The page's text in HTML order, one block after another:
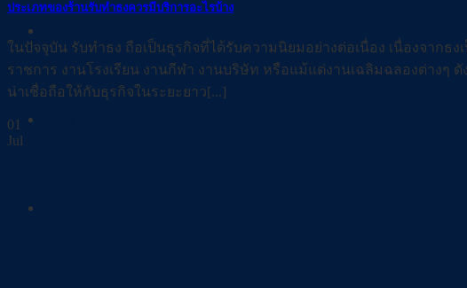
ประเภทของร้านรับทำธงควรมีบริการอะไรบ้าง
ในปัจจุบัน รับทำธง ถือเป็นธุรกิจที่ได้รับความนิยมอย่างต่อเนื่อง เนื่องจาก
ราชการ งานโรงเรียน งานกีฬา งานบริษัท หรือแม้แต่งานเฉลิมฉลองต่างๆ
น่าเชื่อถือให้กับธุรกิจในระยะยาว[...]
01
Jul